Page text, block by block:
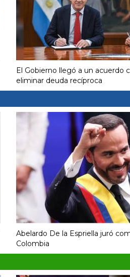
El Gobierno llegó a un acuerdo
eliminar deuda recíproca
Abelardo De la Espriella juró
Colombia